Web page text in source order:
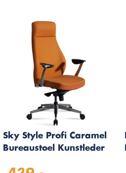
Sky Style Profi Caramel
Bureaustoel Kunstleder